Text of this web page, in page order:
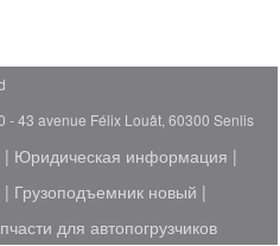
- 43 avenue Félix Louât, 60300 Senlis
| Юридическая информация |
| Грузоподъемник новый |
для автопогрузчиков